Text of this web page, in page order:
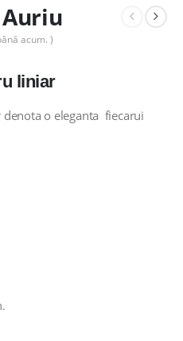
acum. )
liniar
o eleganta fiecarui